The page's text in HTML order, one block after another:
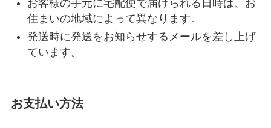
お客様の手元に宅配便で届けられる日時は、お
住まいの地域によって異なります。
発送時に発送をお知らせするメールを差し上げ
ています。
お支払い方法